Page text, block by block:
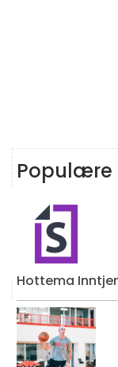
Populære
Hottema